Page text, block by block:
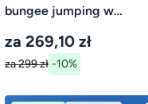
bungee jumping w
za 269,10 zł
za 299 zł -10%